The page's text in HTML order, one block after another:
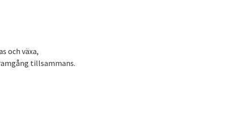
och växa,
tillsammans.